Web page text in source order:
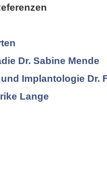
Dr. Sabine Mende
Implantologie Dr.
Lange